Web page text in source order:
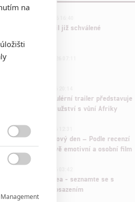
nečekaně zrušil již schválené
krve a kostí: Regulérní trailer představuje
fantasy dobrodružství s vůní Afriky
ČLÁNEK | 30.07.2026 12:31
Man: Zbrusu nový den – Podle recenzí
čekat překvapivě emotivní a osobní film
preview: Odyssea - seznamte se s
nabitým obsazením
na
